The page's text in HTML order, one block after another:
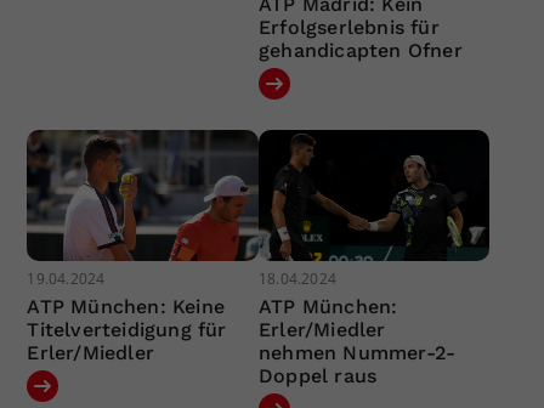
Erfolgserlebnis für
gehandicapten Ofner
19.04.2024
ATP München: Keine
Titelverteidigung für
Erler/Miedler
18.04.2024
ATP München:
Erler/Miedler
nehmen Nummer-2-
Doppel raus